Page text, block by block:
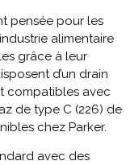
pensée pour les
alimentaire
grâce à leur
d’un drain
compatibles avec
de type C (226) de
chez Parker.
avec des